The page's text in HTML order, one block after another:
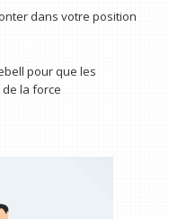
dans votre position
pour que les
la force